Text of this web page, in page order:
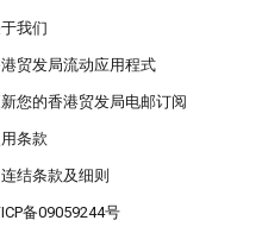
我们
贸发局流动应用程式
您的香港贸发局电邮订阅
条款
结条款及细则
备09059244号